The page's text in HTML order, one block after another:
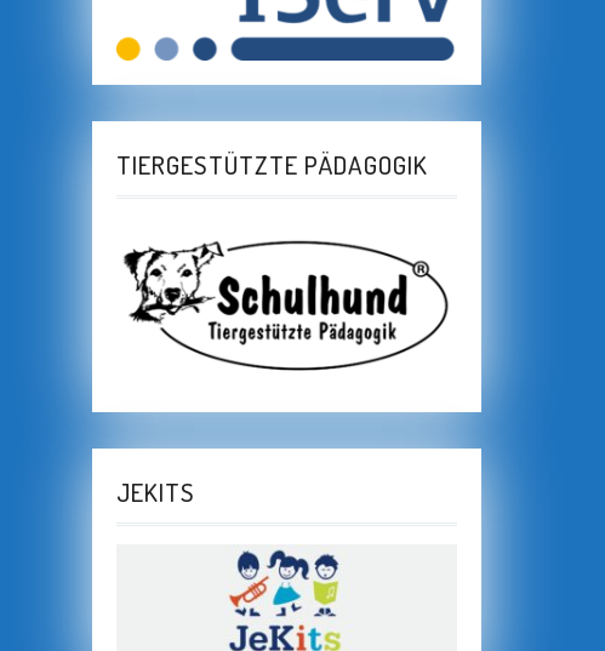
TIERGESTÜTZTE PÄDAGOGIK
JEKITS